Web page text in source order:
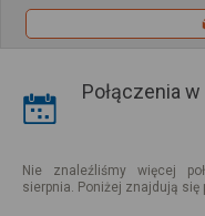
Połączenia
Nie znaleźliśmy więcej
sierpnia. Poniżej znajdują